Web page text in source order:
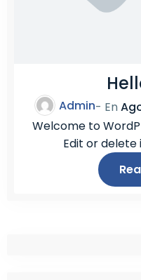
Admin- En
Welcome to
Edit or